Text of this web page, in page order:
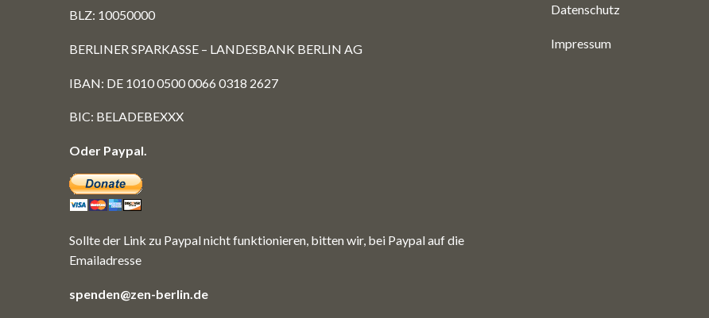
BLZ: 10050000
BERLINER SPARKASSE – LANDESBANK BERLIN AG
IBAN: DE 1010 0500 0066 0318 2627
BIC: BELADEBEXXX
Oder Paypal.
Sollte der Link zu Paypal nicht funktionieren, bitten wir, bei Paypal auf die
Emailadresse
spenden@zen-berlin.de
Datenschutz
Impressum